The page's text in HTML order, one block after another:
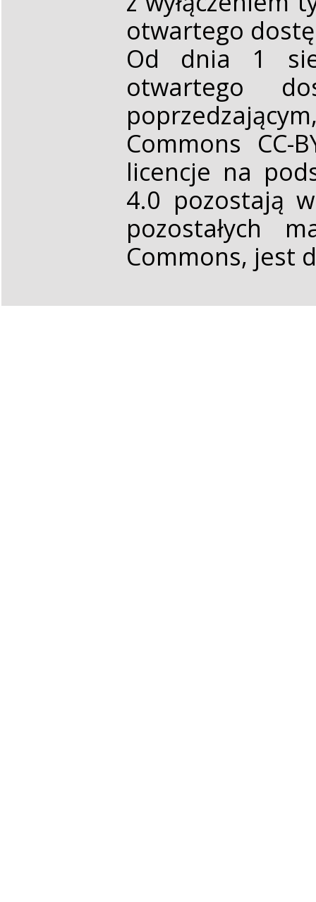
otwartego
Od dnia 1
otwartego
Commons CC-
licencje na
4.0 pozostają
pozostałych
Commons, jest